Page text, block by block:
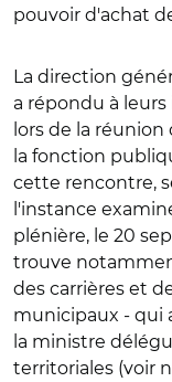
pouvoir d'achat
La direction
a répondu à
lors de la
la fonction
cette rencontre,
l'instance
plénière, le 20
trouve
des carrières et
municipaux - qui
la ministre
territoriales (voir